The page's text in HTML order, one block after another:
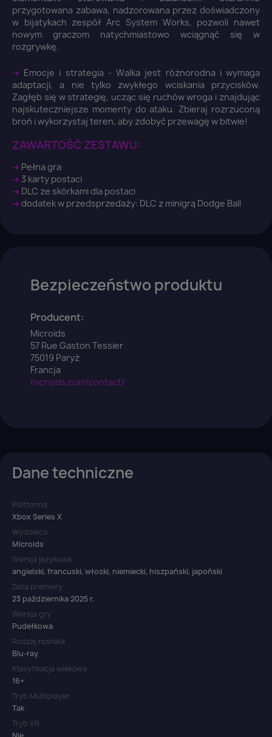
przygotowana zabawa, nadzorowana przez doświadczony
w bijatykach zespół Arc System Works, pozwoli nawet
nowym graczom natychmiastowo wciągnąć się w
rozgrywkę.
➜ Emocje i strategia - Walka jest różnorodna i wymaga
adaptacji, a nie tylko zwykłego wciskania przycisków.
Zagłęb się w strategię, ucząc się ruchów wroga i znajdując
najskuteczniejsze momenty do ataku. Zbieraj rozrzuconą
broń i wykorzystaj teren, aby zdobyć przewagę w bitwie!
ZAWARTOŚĆ ZESTAWU:
➜ Pełna gra
➜ 3 karty postaci
➜ DLC ze skórkami dla postaci
➜ dodatek w przedsprzedaży: DLC z minigrą Dodge Ball
Bezpieczeństwo produktu
Producent:
Microids
57 Rue Gaston Tessier
75019 Paryż
Francja
microids.com/contact/
Dane techniczne
Platforma
Xbox Series X
Wydawca
Microids
Wersja językowa
angielski, francuski, włoski, niemiecki, hiszpański, japoński
Data premiery
23 października 2025 r.
Wersja gry
Pudełkowa
Rodzaj nośnika
Blu-ray
Klasyfikacja wiekowa
16+
Tryb Multiplayer
Tak
Tryb VR
You need to be logged in to save products in your
wish list.
Anuluj Zaloguj się